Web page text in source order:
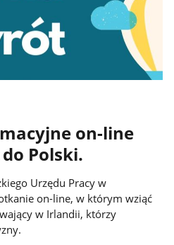
on-line
Polski.
Urzędu Pracy w
on-line, w którym wziąć
w Irlandii, którzy